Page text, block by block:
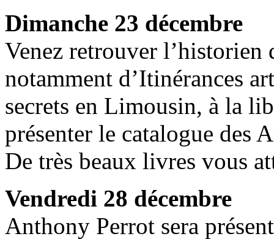
Dimanche 23 décembre
Venez retrouver l’historien
notamment d’Itinérances
secrets en Limousin, à la
présenter le catalogue des
De très beaux livres vous
Vendredi 28 décembre
Anthony Perrot sera